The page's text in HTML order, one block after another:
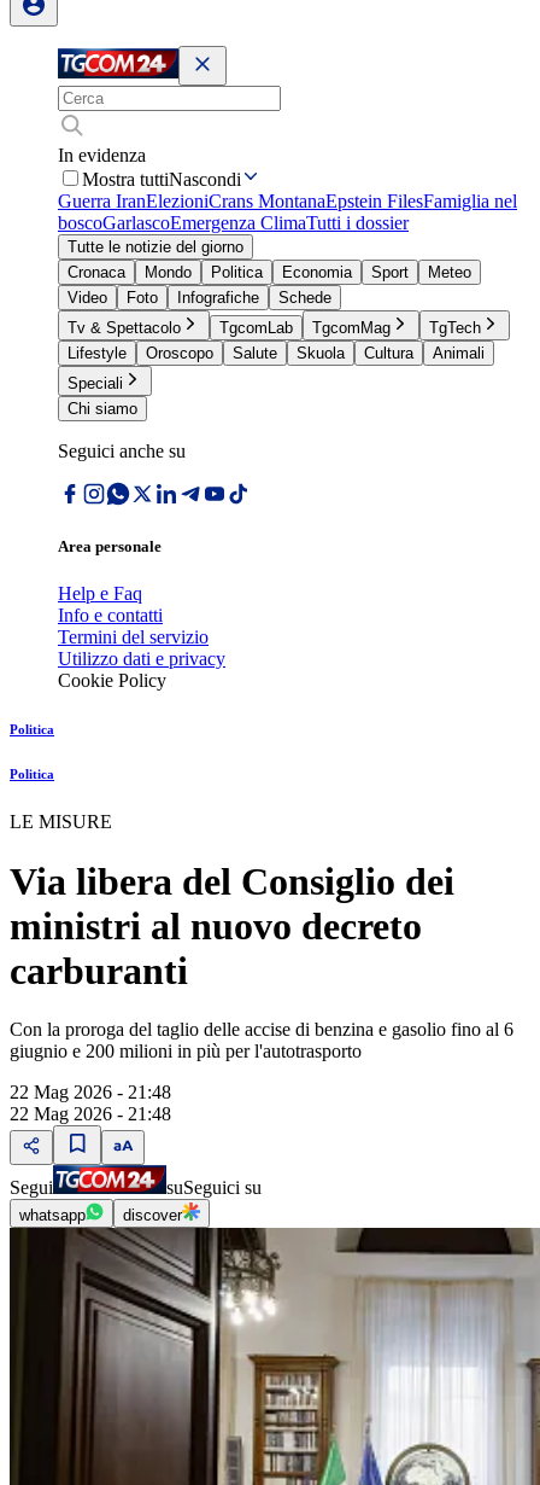
In evidenza
Mostra tuttiNascondi
Guerra IranElezioniCrans MontanaEpstein FilesFamiglia nel
boscoGarlascoEmergenza ClimaTutti i dossier
Tutte le notizie del giorno
Cronaca
Mondo Politica Economia Sport
Meteo
Video
Foto Infografiche
Schede
Tv & Spettacolo
TgcomLab TgcomMag
TgTech
Lifestyle
Oroscopo Salute Skuola Cultura
Animali
Speciali
Chi siamo
Seguici anche su
Area personale
Help e Faq
Info e contatti
Termini del servizio
Utilizzo dati e privacy
Cookie Policy
Politica
Politica
LE MISURE
Via libera del Consiglio dei
ministri al nuovo decreto
carburanti
Con la proroga del taglio delle accise di benzina e gasolio fino al 6
giugnio e 200 milioni in più per l'autotrasporto
22 Mag 2026 - 21:48
22 Mag 2026 - 21:48
Segui suSeguici su
whatsapp discover